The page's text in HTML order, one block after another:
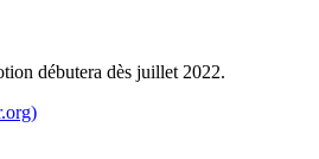
débutera dès juillet 2022.